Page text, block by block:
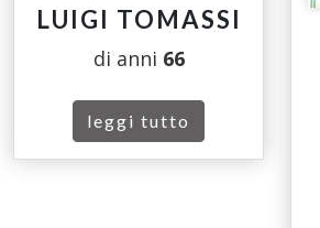
LUIGI TOMASSI
di anni 66
leggi tutto